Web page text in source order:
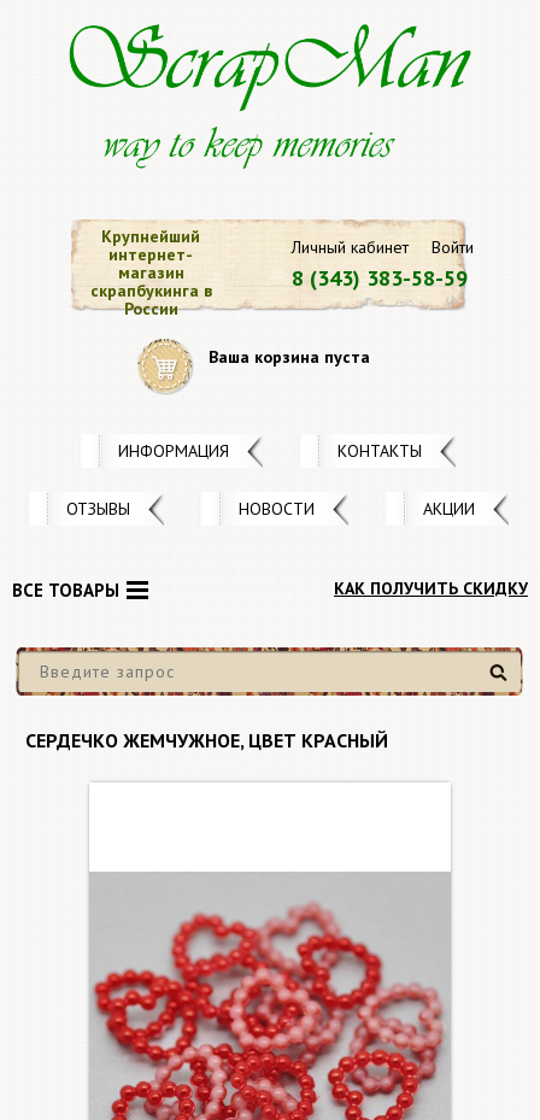
Личный кабинет Войти
8 (343) 383-58-59
Крупнейший
интернет-
магазин
скрапбукинга в
России
Ваша корзина пуста
ИНФОРМАЦИЯ КОНТАКТЫ
ОТЗЫВЫ НОВОСТИ АКЦИИ
КАК ПОЛУЧИТЬ СКИДКУ
Найти
ВСЕ ТОВАРЫ
СЕРДЕЧКО ЖЕМЧУЖНОЕ, ЦВЕТ КРАСНЫЙ